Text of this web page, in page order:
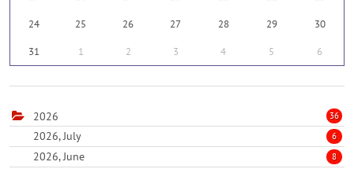
24 25 26 27 28 29 30
31 1 2 3 4 5 6
2026 36
2026, July 6
2026, June 8